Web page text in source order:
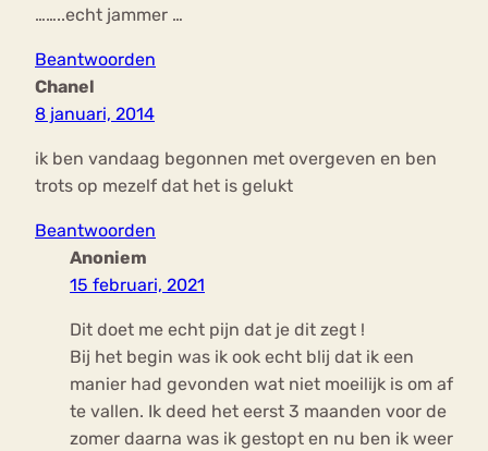
……..echt jammer …
Beantwoorden
Chanel
8 januari, 2014
ik ben vandaag begonnen met overgeven en ben
trots op mezelf dat het is gelukt
Beantwoorden
Anoniem
15 februari, 2021
Dit doet me echt pijn dat je dit zegt !
Bij het begin was ik ook echt blij dat ik een
manier had gevonden wat niet moeilijk is om af
te vallen. Ik deed het eerst 3 maanden voor de
zomer daarna was ik gestopt en nu ben ik weer